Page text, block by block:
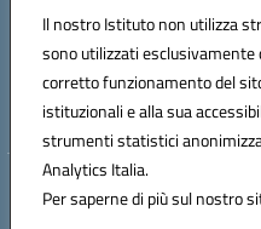
Il nostro Istituto non utilizza
sono utilizzati esclusivamente
corretto funzionamento del
istituzionali e alla sua
strumenti statistici
Analytics Italia.
Per saperne di più sul nostro
Codice fiscale: 93117040613
Codice meccanografico:
Codice Indice delle Pubbliche
Hosting &
Concept &